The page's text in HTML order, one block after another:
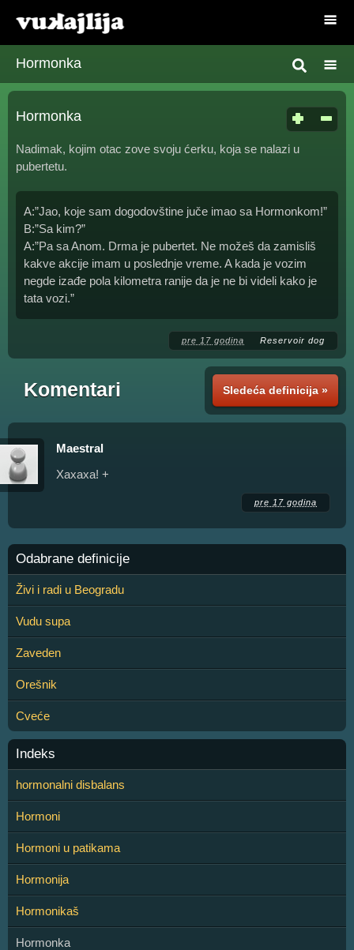
Hormonka
Hormonka
Nadimak, kojim otac zove svoju ćerku, koja se nalazi u
pubertetu.
A:”Jao, koje sam dogodovštine juče imao sa Hormonkom!”
B:”Sa kim?”
A:”Pa sa Anom. Drma je pubertet. Ne možeš da zamisliš
kakve akcije imam u poslednje vreme. A kada je vozim
negde izađe pola kilometra ranije da je ne bi videli kako je
tata vozi.”
pre 17 godina Reservoir dog
Sledeća definicija »
Komentari
Maestral
Xaxaxa! +
pre 17 godina
Odabrane definicije
Živi i radi u Beogradu
Vudu supa
Zaveden
Orešnik
Cveće
Indeks
hormonalni disbalans
Hormoni
Hormoni u patikama
Hormonija
Hormonikaš
Hormonka